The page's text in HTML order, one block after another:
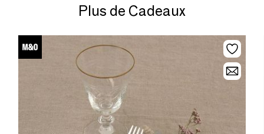
Plus de Cadeaux